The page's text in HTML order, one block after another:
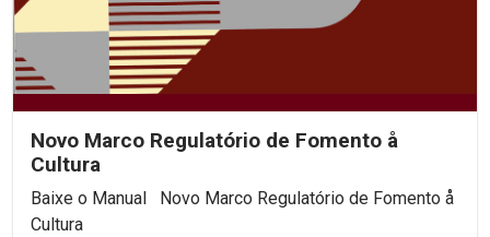
Novo Marco Regulatório de Fomento å
Cultura
Baixe o Manual Novo Marco Regulatório de Fomento å
Cultura